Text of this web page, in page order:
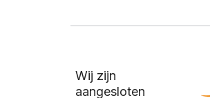
Wij zijn
aangesloten